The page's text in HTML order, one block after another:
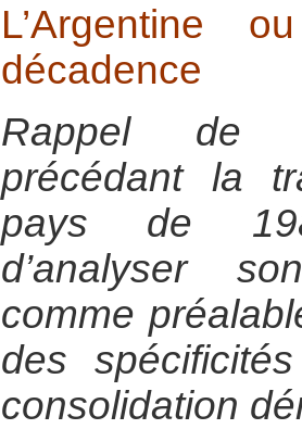
L’Argentine
décadence
Rappel de
précédant la
pays de
d’analyser
comme
des
consolidation